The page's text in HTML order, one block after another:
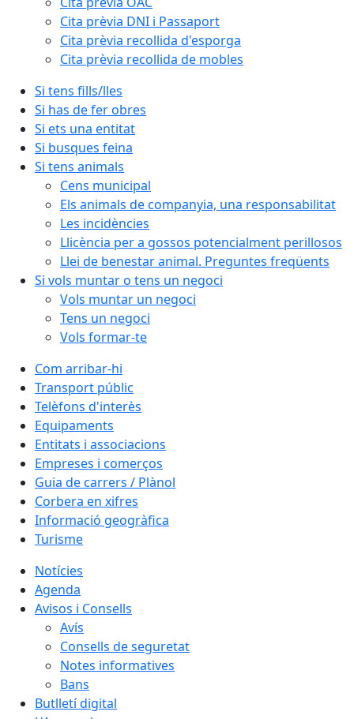
Cita prèvia DNI i Passaport
Cita prèvia recollida d'esporga
Cita prèvia recollida de mobles
Si tens fills/lles
Si has de fer obres
Si ets una entitat
Si busques feina
Si tens animals
Cens municipal
Els animals de companyia, una responsabilitat
Les incidències
Llicència per a gossos potencialment perillosos
Llei de benestar animal. Preguntes freqüents
Si vols muntar o tens un negoci
Vols muntar un negoci
Tens un negoci
Vols formar-te
Com arribar-hi
Transport públic
Telèfons d'interès
Equipaments
Entitats i associacions
Empreses i comerços
Guia de carrers / Plànol
Corbera en xifres
Informació geogràfica
Turisme
Notícies
Agenda
Avisos i Consells
Avís
Consells de seguretat
Notes informatives
Bans
Butlletí digital